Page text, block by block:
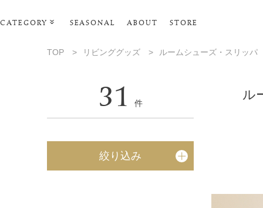
CATEGORY SEASONAL ABOUT STORE
ポーチ･トラベルグッズ
タオル・ヘアバンド
TOP > リビンググッズ > ルームシューズ・スリッパ
ル
31 件
絞り込み